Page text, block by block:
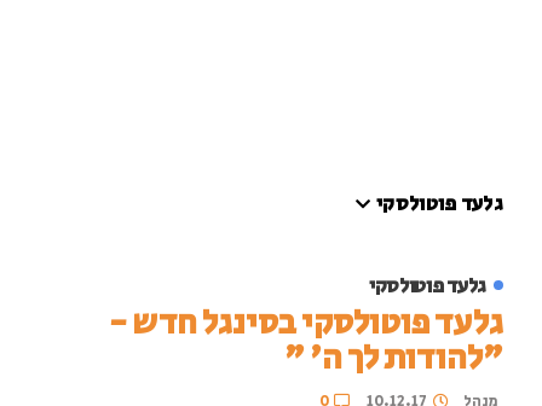
גלעד פוטולסקי
גלעד פוטולסקי
גלעד פוטולסקי בסינגל חדש -
"להודות לך ה' "
מנהל 10.12.17